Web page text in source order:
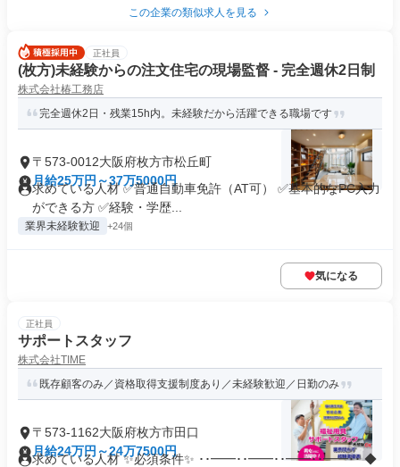
この企業の類似求人を見る
正社員
(枚方)未経験からの注文住宅の現場監督 - 完全週休2日制
株式会社椿工務店
完全週休2日・残業15h内。未経験だから活躍できる職場です
〒573-0012大阪府枚方市松丘町
月給25万円～37万5000円
求めている人材 ✅普通自動車免許（AT可） ✅基本的なPC入力
ができる方 ✅経験・学歴...
業界未経験歓迎 +24個
気になる
正社員
サポートスタッフ
株式会社TIME
既存顧客のみ／資格取得支援制度あり／未経験歓迎／日勤のみ
〒573-1162大阪府枚方市田口
月給24万円～24万7500円
求めている人材 ✨必須条件✨ ･･━━･･━━･･━━･･━━･･ ◆